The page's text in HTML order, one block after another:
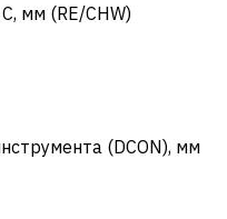
мм (RE/CHW)
(DCON), мм